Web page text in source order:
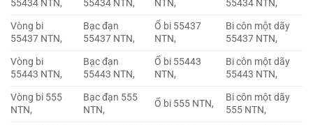
55434 NTN,
55434 NTN,
NTN,
55434 NTN,
Vòng bi
55437 NTN,
Bạc đạn
55437 NTN,
Ổ bi 55437
NTN,
Bi côn một dãy
55437 NTN,
Vòng bi
55443 NTN,
Bạc đạn
55443 NTN,
Ổ bi 55443
NTN,
Bi côn một dãy
55443 NTN,
Vòng bi 555
NTN,
Bạc đạn 555
NTN,
Ổ bi 555 NTN,
Bi côn một dãy
555 NTN,